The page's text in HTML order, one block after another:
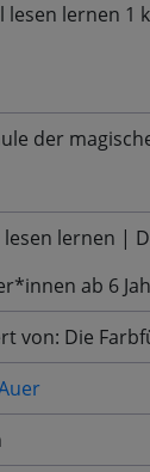
lesen lernen 1
der
lesen lernen |
ab 6
von: Die